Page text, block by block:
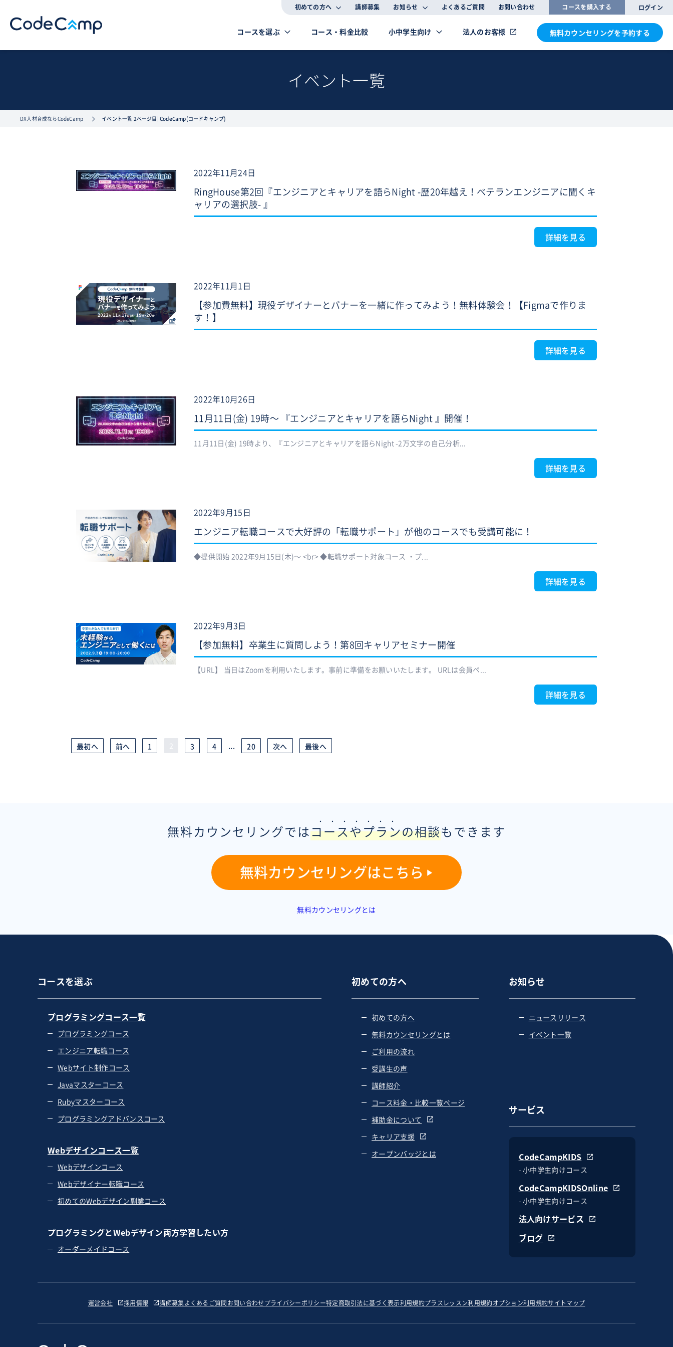
初めての方へ 講師募集 お知らせ よくあるご質問 お問い合わせ コースを購入する ログイン
コースを選ぶ コース・料金比較 小中学生向け 法人のお客様 無料カウンセリングを予約する
イベント一覧
DX人材育成ならCodeCamp イベント一覧 2ページ目| CodeCamp(コードキャンプ)
2022年11月24日
RingHouse第2回『エンジニアとキャリアを語らNight -歴20年越え！ベテランエンジニアに聞くキ
ャリアの選択肢- 』
詳細を見る
2022年11月1日
【参加費無料】現役デザイナーとバナーを一緒に作ってみよう！無料体験会！【Figmaで作りま
す！】
詳細を見る
2022年10月26日
11月11日(金) 19時〜 『エンジニアとキャリアを語らNight 』開催！
11月11日(金) 19時より、『エンジニアとキャリアを語らNight -2万文字の自己分析...
詳細を見る
2022年9月15日
エンジニア転職コースで大好評の「転職サポート」が他のコースでも受講可能に！
◆提供開始 2022年9月15日(木)〜 <br> ◆転職サポート対象コース ・プ...
詳細を見る
2022年9月3日
【参加無料】卒業生に質問しよう！第8回キャリアセミナー開催
【URL】 当日はZoomを利用いたします。事前に準備をお願いいたします。 URLは会員ペ...
詳細を見る
最初へ 前へ 1 2 3 4 ... 20 次へ 最後へ
無料カウンセリングではコースやプラン
・・・・・・・
の相談もできます
無料カウンセリングはこちら
無料カウンセリングとは
コースを選ぶ
プログラミングコース一覧
プログラミングコース
エンジニア転職コース
Webサイト制作コース
Javaマスターコース
Rubyマスターコース
プログラミングアドバンスコース
Webデザインコース一覧
Webデザインコース
Webデザイナー転職コース
初めてのWebデザイン副業コース
プログラミングとWebデザイン両方学習したい方
オーダーメイドコース
初めての方へ
初めての方へ
無料カウンセリングとは
ご利用の流れ
受講生の声
講師紹介
コース料金・比較一覧ページ
補助金について
キャリア支援
オープンバッジとは
お知らせ
ニュースリリース
イベント一覧
サービス
CodeCampKIDS
- 小中学生向けコース
CodeCampKIDSOnline
- 小中学生向けコース
法人向けサービス
ブログ
運営会社 採用情報 講師募集よくあるご質問お問い合わせプライバシーポリシー特定商取引法に基づく表示利用規約プラスレッスン利用規約オプション利用規約サイトマップ